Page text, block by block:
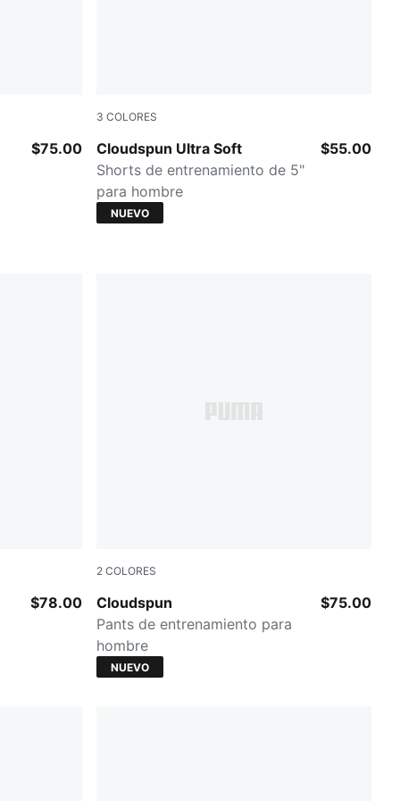
$75.00
3 COLORES
Cloudspun Ultra Soft
Mouse Gray
Shorts de entrenamiento de 5"
para hombre
$55.00
NUEVO
$78.00
2 COLORES
Cloudspun
PUMA BLACK
Pants de entrenamiento para
hombre
$75.00
NUEVO